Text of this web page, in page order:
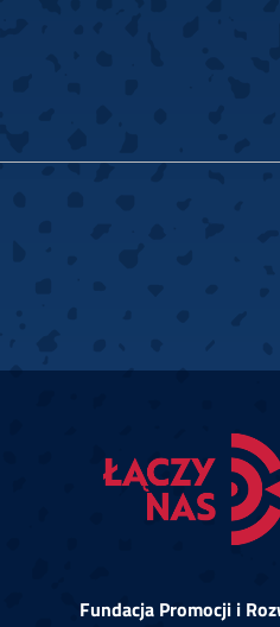
Fundacja Promocji i